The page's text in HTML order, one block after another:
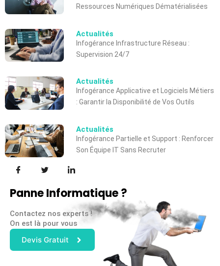
Ressources Numériques Dématérialisées
Actualités
Infogérance Infrastructure Réseau :
Supervision 24/7
Actualités
Infogérance Applicative et Logiciels Métiers
: Garantir la Disponibilité de Vos Outils
Actualités
Infogérance Partielle et Support : Renforcer
Son Équipe IT Sans Recruter
Panne Informatique ?
Contactez nos experts !
On est là pour vous
Devis Gratuit